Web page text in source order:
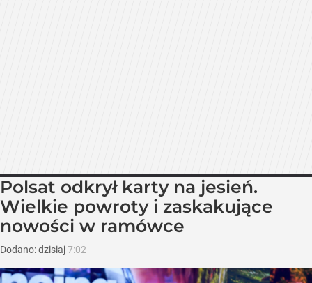
Polsat odkrył karty na jesień.
Wielkie powroty i zaskakujące
nowości w ramówce
Dodano:dzisiaj7:02